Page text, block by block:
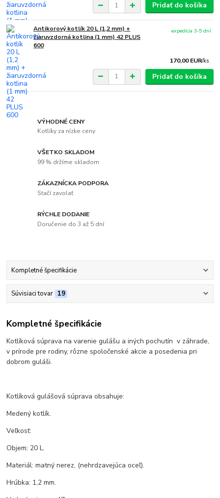
Pridať do košíka
Antikorový kotlík 20 L (1,2 mm) +
žiaruvzdorná kotlina (1 mm) 42 PLUS
600
170,00 EUR/ks
expedícia 3-5 dní
Pridať do košíka
VÝHODNÉ CENY
Kotlíky za nízke ceny
VŠETKO SKLADOM
99 % držíme skladom
ZÁKAZNÍCKA PODPORA
Stačí zavolať
RÝCHLE DODANIE
Doručenie do 3 až 5 dní
Kompletné špecifikácie
Súvisiaci tovar 19
Kompletné špecifikácie
Kotlíková súprava na varenie gulášu a iných pochutín v záhrade,
v prírode pre rodiny, rôzne spoločenské akcie a posedenia pri
dobrom guláši.
Kotlíková gulášová súprava obsahuje:
Medený kotlík.
Veľkosť:
Objem: 20 L.
Materiál: matný nerez, (nehrdzavejúca oceľ).
Hrúbka: 1,2 mm.